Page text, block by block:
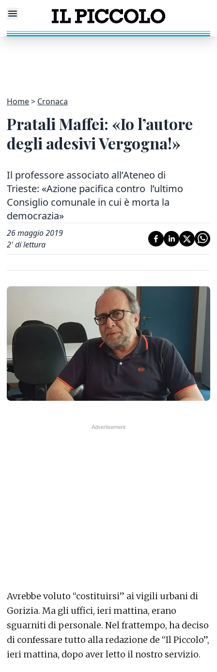
Home Cronaca
Pratali Maffei: «Io l’autore
degli adesivi Vergogna!»
Il professore associato all’Ateneo di
Trieste: «Azione pacifica contro l’ultimo
Consiglio comunale in cui è morta la
democrazia»
26 maggio 2019
2' di lettura
Avrebbe voluto “costituirsi” ai vigili urbani di
Gorizia. Ma gli uffici, ieri mattina, erano
sguarniti di personale. Nel frattempo, ha deciso
di confessare tutto alla redazione de “Il Piccolo”,
ieri mattina, dopo aver letto il nostro servizio.